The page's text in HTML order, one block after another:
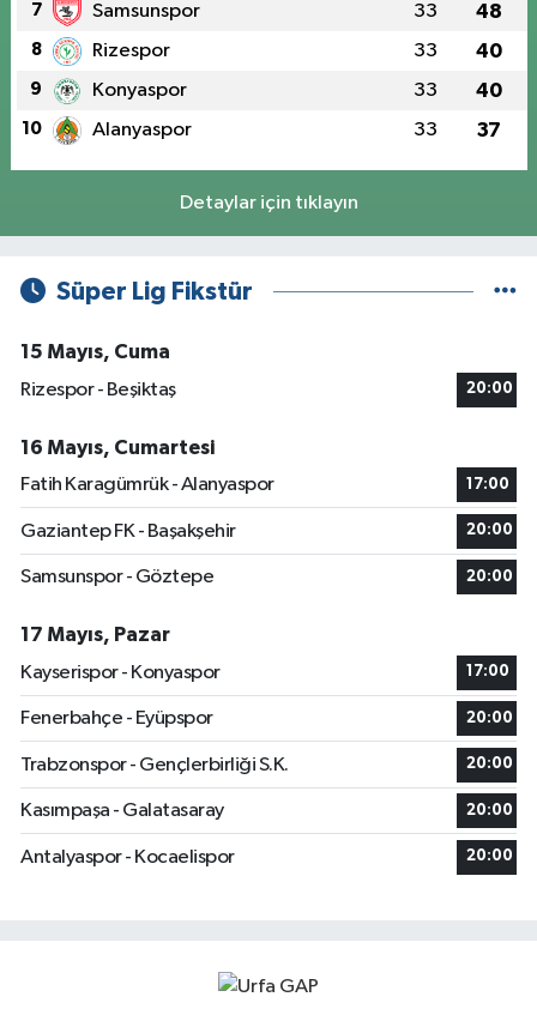
7 Samsunspor 33 48
8 Rizespor 33 40
9 Konyaspor 33 40
10 Alanyaspor 33 37
Detaylar için tıklayın
Süper Lig Fikstür
15 Mayıs, Cuma
Rizespor - Beşiktaş
20:00
16 Mayıs, Cumartesi
Fatih Karagümrük - Alanyaspor
17:00
Gaziantep FK - Başakşehir 20:00
Samsunspor - Göztepe 20:00
17 Mayıs, Pazar
Kayserispor - Konyaspor
17:00
Fenerbahçe - Eyüpspor 20:00
Trabzonspor - Gençlerbirliği S.K. 20:00
Kasımpaşa - Galatasaray 20:00
Antalyaspor - Kocaelispor 20:00